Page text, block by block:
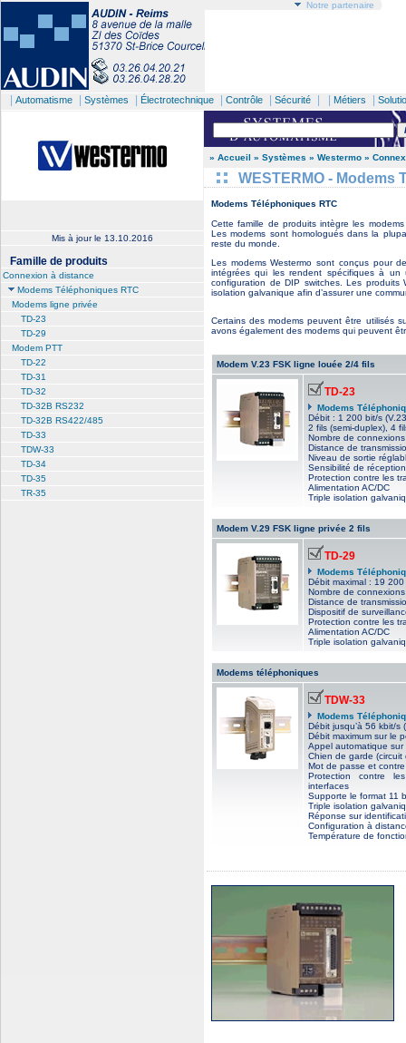
Notre partenaire
Automatisme Systèmes Électrotechnique Contrôle Sécurité Métiers
Mis à jour le 13.10.2016
Famille de produits
Connexion à distance
Modems Téléphoniques RTC
Modems ligne privée
TD-23
TD-29
Modem PTT
TD-22
TD-31
TD-32
TD-32B RS232
TD-32B RS422/485
TD-33
TDW-33
TD-34
TD-35
TR-35
» Accueil » Systèmes » Westermo »
WESTERMO - Modems
Modems Téléphoniques RTC
Cette famille de produits intègre les
Les modems sont homologués dans la
reste du monde.
Les modems Westermo sont conçus pour
intégrées qui les rendent spécifiques à
configuration de DIP switches. Les
isolation galvanique afin d’assurer une
Certains des modems peuvent être utilisés
avons également des modems qui peuvent
Modem V.23 FSK ligne louée 2/4 fils
TD-23
Modems
Débit : 1 200 bit/s
2 fils (semi-duplex), 4
Nombre de
Distance de
Niveau de sortie
Sensibilité de
Protection contre les
Alimentation AC/DC
Triple isolation
Modem V.29 FSK ligne privée 2 fils
TD-29
Modems
Débit maximal : 19 200
Nombre de
Distance de
Dispositif de
Protection contre les
Alimentation AC/DC
Triple isolation
Modems téléphoniques
TDW-33
Modems
Débit jusqu’à 56 kbit/s
Débit maximum sur le
Appel automatique sur
Chien de garde (circuit
Mot de passe et
Protection contre les
interfaces
Supporte le format 11
Triple isolation
Réponse sur
Configuration à
Température de